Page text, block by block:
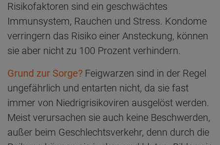
Risikofaktoren sind ein geschwächtes
Immunsystem, Rauchen und Stress. Kondome
verringern das Risiko einer Ansteckung, können
sie aber nicht zu 100 Prozent verhindern.
Grund zur Sorge? Feigwarzen sind in der Regel
ungefährlich und entarten nicht, da sie fast
immer von Niedrigrisikoviren ausgelöst werden.
Meist verursachen sie auch keine Beschwerden,
außer beim Geschlechtsverkehr, denn durch die